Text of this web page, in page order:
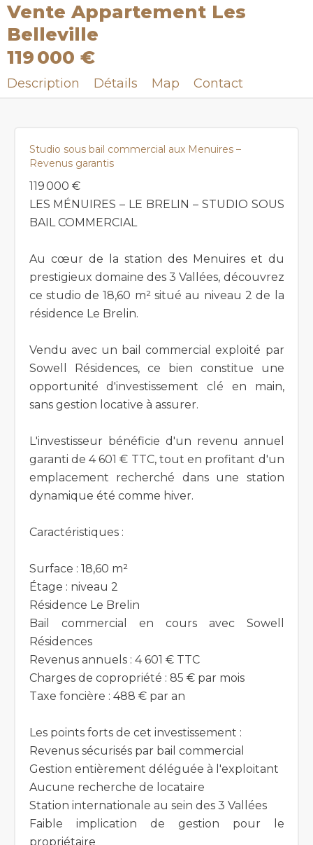
Vente Appartement Les
Belleville
119 000 €
Description Détails Map Contact
Studio sous bail commercial aux Menuires –
Revenus garantis
119 000 €
LES MÉNUIRES – LE BRELIN – STUDIO SOUS
BAIL COMMERCIAL
Au cœur de la station des Menuires et du
prestigieux domaine des 3 Vallées, découvrez
ce studio de 18,60 m² situé au niveau 2 de la
résidence Le Brelin.
Vendu avec un bail commercial exploité par
Sowell Résidences, ce bien constitue une
opportunité d'investissement clé en main,
sans gestion locative à assurer.
L'investisseur bénéficie d'un revenu annuel
garanti de 4 601 € TTC, tout en profitant d'un
emplacement recherché dans une station
dynamique été comme hiver.
Caractéristiques :
Surface : 18,60 m²
Étage : niveau 2
Résidence Le Brelin
Bail commercial en cours avec Sowell
Résidences
Revenus annuels : 4 601 € TTC
Charges de copropriété : 85 € par mois
Taxe foncière : 488 € par an
Les points forts de cet investissement :
Revenus sécurisés par bail commercial
Gestion entièrement déléguée à l'exploitant
Aucune recherche de locataire
Station internationale au sein des 3 Vallées
Faible implication de gestion pour le
propriétaire